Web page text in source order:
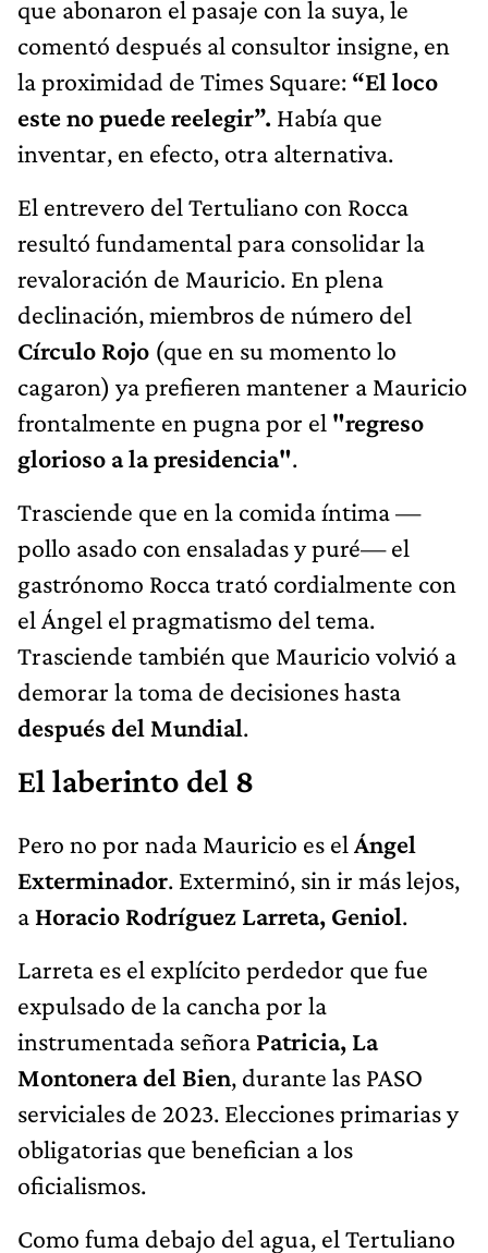
que abonaron el pasaje con la suya, le
comentó después al consultor insigne, en
la proximidad de Times Square: “El loco
este no puede reelegir”. Había que
inventar, en efecto, otra alternativa.
El entrevero del Tertuliano con Rocca
resultó fundamental para consolidar la
revaloración de Mauricio. En plena
declinación, miembros de número del
Círculo Rojo (que en su momento lo
cagaron) ya prefieren mantener a Mauricio
frontalmente en pugna por el "regreso
glorioso a la presidencia".
Trasciende que en la comida íntima —
pollo asado con ensaladas y puré— el
gastrónomo Rocca trató cordialmente con
el Ángel el pragmatismo del tema.
Trasciende también que Mauricio volvió a
demorar la toma de decisiones hasta
después del Mundial.
El laberinto del 8
Pero no por nada Mauricio es el Ángel
Exterminador. Exterminó, sin ir más lejos,
a Horacio Rodríguez Larreta, Geniol.
Larreta es el explícito perdedor que fue
expulsado de la cancha por la
instrumentada señora Patricia, La
Montonera del Bien, durante las PASO
serviciales de 2023. Elecciones primarias y
obligatorias que benefician a los
oficialismos.
Como fuma debajo del agua, el Tertuliano